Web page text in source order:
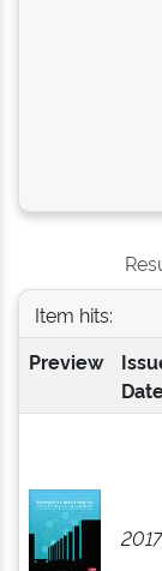
Item hits:
Preview
2017